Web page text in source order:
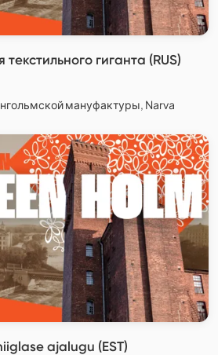
гиганта (RUS)
мануфактуры, Narva
ajalugu (EST)